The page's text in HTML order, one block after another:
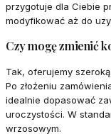
przygotuje dla Ciebie
modyfikować aż do
Czy mogę zmienić
Tak, oferujemy
Po złożeniu
idealnie dopasować
uroczystości. W
wrzosowym.